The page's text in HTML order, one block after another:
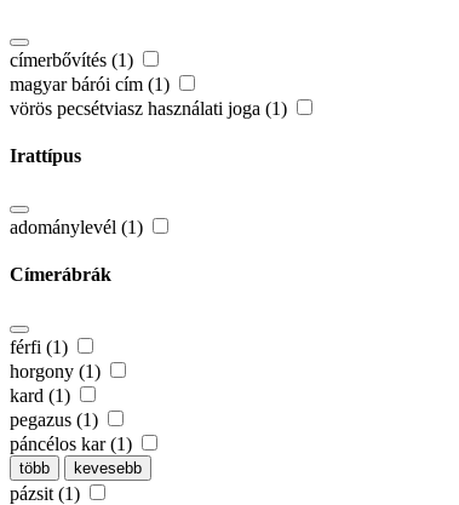
címerbővítés (1)
magyar bárói cím (1)
vörös pecsétviasz használati joga (1)
Irattípus
adománylevél (1)
Címerábrák
férfi (1)
horgony (1)
kard (1)
pegazus (1)
páncélos kar (1)
több kevesebb
pázsit (1)